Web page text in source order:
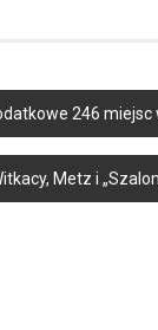
246
Metz i